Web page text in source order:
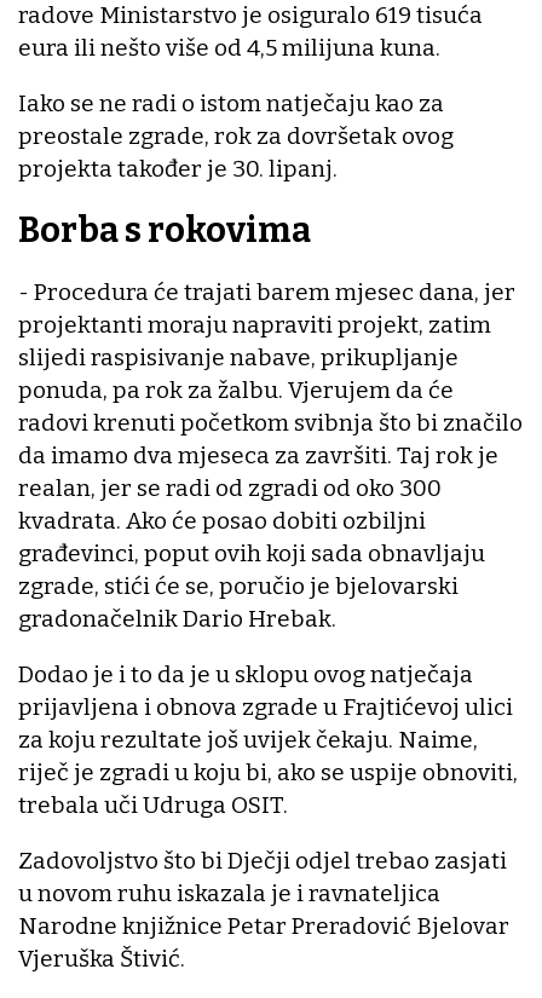
radove Ministarstvo je osiguralo 619 tisuća
eura ili nešto više od 4,5 milijuna kuna.
Iako se ne radi o istom natječaju kao za
preostale zgrade, rok za dovršetak ovog
projekta također je 30. lipanj.
Borba s rokovima
- Procedura će trajati barem mjesec dana, jer
projektanti moraju napraviti projekt, zatim
slijedi raspisivanje nabave, prikupljanje
ponuda, pa rok za žalbu. Vjerujem da će
radovi krenuti početkom svibnja što bi značilo
da imamo dva mjeseca za završiti. Taj rok je
realan, jer se radi od zgradi od oko 300
kvadrata. Ako će posao dobiti ozbiljni
građevinci, poput ovih koji sada obnavljaju
zgrade, stići će se, poručio je bjelovarski
gradonačelnik Dario Hrebak.
Dodao je i to da je u sklopu ovog natječaja
prijavljena i obnova zgrade u Frajtićevoj ulici
za koju rezultate još uvijek čekaju. Naime,
riječ je zgradi u koju bi, ako se uspije obnoviti,
trebala uči Udruga OSIT.
Zadovoljstvo što bi Dječji odjel trebao zasjati
u novom ruhu iskazala je i ravnateljica
Narodne knjižnice Petar Preradović Bjelovar
Vjeruška Štivić.